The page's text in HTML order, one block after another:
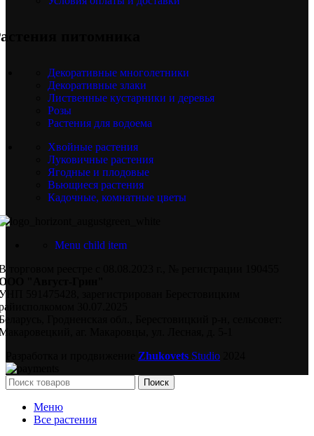
питомника
Декоративные многолетники
Декоративные злаки
Лиственные кустарники и деревья
Розы
Растения для водоема
Хвойные растения
Луковичные растения
Ягодные и плодовые
Вьющиеся растения
Кадочные, комнатные цветы
Menu child item
торговом реестре с 08.08.2023 г., № регистрации 190455
"Август-Грин"
591475428, зарегистрирован Берестовицким
30.07.2025
Гродненская обл., Берестовицкий р-н, сельсовет:
аг. Макаровцы, ул. Лесная, д. 5-1
Zhukovets Studio
Поиск
Меню
Все растения